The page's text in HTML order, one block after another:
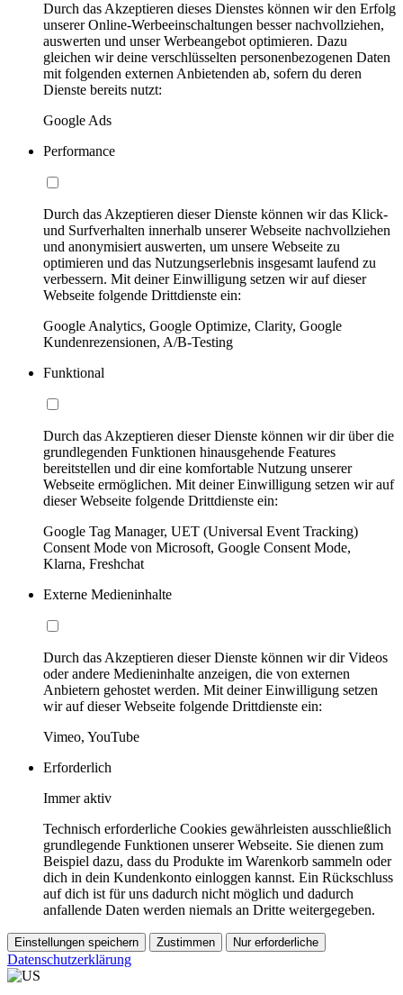
Durch das Akzeptieren dieses Dienstes können wir den Erfolg
unserer Online-Werbeeinschaltungen besser nachvollziehen,
auswerten und unser Werbeangebot optimieren. Dazu
gleichen wir deine verschlüsselten personenbezogenen Daten
mit folgenden externen Anbietenden ab, sofern du deren
Dienste bereits nutzt:
Google Ads
Performance
Durch das Akzeptieren dieser Dienste können wir das Klick-
und Surfverhalten innerhalb unserer Webseite nachvollziehen
und anonymisiert auswerten, um unsere Webseite zu
optimieren und das Nutzungserlebnis insgesamt laufend zu
verbessern. Mit deiner Einwilligung setzen wir auf dieser
Webseite folgende Drittdienste ein:
Google Analytics, Google Optimize, Clarity, Google
Kundenrezensionen, A/B-Testing
Funktional
Durch das Akzeptieren dieser Dienste können wir dir über die
grundlegenden Funktionen hinausgehende Features
bereitstellen und dir eine komfortable Nutzung unserer
Webseite ermöglichen. Mit deiner Einwilligung setzen wir auf
dieser Webseite folgende Drittdienste ein:
Google Tag Manager, UET (Universal Event Tracking)
Consent Mode von Microsoft, Google Consent Mode,
Klarna, Freshchat
Externe Medieninhalte
Durch das Akzeptieren dieser Dienste können wir dir Videos
oder andere Medieninhalte anzeigen, die von externen
Anbietern gehostet werden. Mit deiner Einwilligung setzen
wir auf dieser Webseite folgende Drittdienste ein:
Vimeo, YouTube
Erforderlich
Immer aktiv
Technisch erforderliche Cookies gewährleisten ausschließlich
grundlegende Funktionen unserer Webseite. Sie dienen zum
Beispiel dazu, dass du Produkte im Warenkorb sammeln oder
dich in dein Kundenkonto einloggen kannst. Ein Rückschluss
auf dich ist für uns dadurch nicht möglich und dadurch
anfallende Daten werden niemals an Dritte weitergegeben.
Einstellungen speichern Zustimmen Nur erforderliche
Datenschutzerklärung